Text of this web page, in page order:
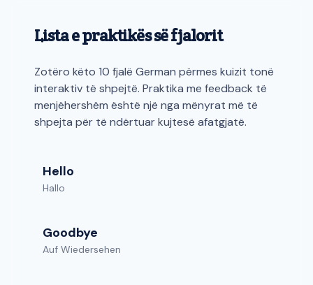
Lista e praktikës së fjalorit
Zotëro këto 10 fjalë German përmes kuizit tonë
interaktiv të shpejtë. Praktika me feedback të
menjëhershëm është një nga mënyrat më të
shpejta për të ndërtuar kujtesë afatgjatë.
Hello
Hallo
Goodbye
Auf Wiedersehen